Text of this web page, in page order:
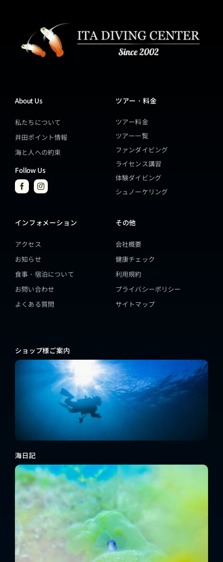
About Us
私たちについて
井田ポイント情報
海と人への約束
Follow Us
ツアー・料金
ツアー料金
ツアー一覧
ファンダイビング
ライセンス講習
体験ダイビング
シュノーケリング
インフォメーション
アクセス
お知らせ
食事・宿泊について
お問い合わせ
よくある質問
その他
会社概要
健康チェック
利用規約
プライバシーポリシー
サイトマップ
ショップ様ご案内
海日記